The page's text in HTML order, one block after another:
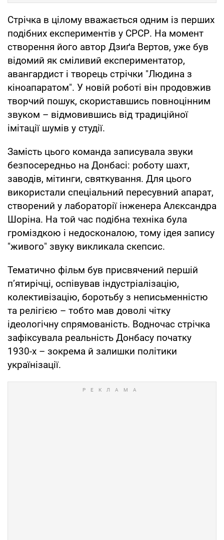
Стрічка в цілому вважається одним із перших
подібних експериментів у СРСР. На момент
створення його автор Дзиґа Вертов, уже був
відомий як сміливий експериментатор,
авангардист і творець стрічки "Людина з
кіноапаратом". У новій роботі він продовжив
творчий пошук, скориставшись повноцінним
звуком – відмовившись від традиційної
імітації шумів у студії.
Замість цього команда записувала звуки
безпосередньо на Донбасі: роботу шахт,
заводів, мітинги, святкування. Для цього
використали спеціальний пересувний апарат,
створений у лабораторії інженера Алєксандра
Шоріна. На той час подібна техніка була
громіздкою і недосконалою, тому ідея запису
"живого" звуку викликала скепсис.
Тематично фільм був присвячений першій
п’ятирічці, оспівував індустріалізацію,
колективізацію, боротьбу з неписьменністю
та релігією – тобто мав доволі чітку
ідеологічну спрямованість. Водночас стрічка
зафіксувала реальність Донбасу початку
1930-х – зокрема й залишки політики
українізації.